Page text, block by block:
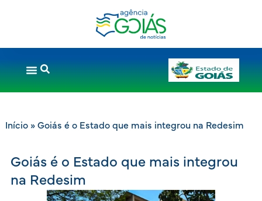
Início» Goiás é o Estado que mais integrou na Redesim
Goiás é o Estado que mais integrou
na Redesim